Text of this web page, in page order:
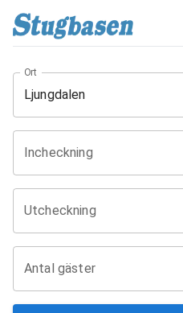
Ort
Incheckning
Utcheckning
Antal gäster